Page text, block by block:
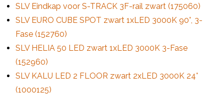
SLV Eindkap voor S-TRACK 3F-rail zwart (175060)
SLV EURO CUBE SPOT zwart 1xLED 3000K 90°, 3-
Fase (152760)
SLV HELIA 50 LED zwart 1xLED 3000K 3-Fase
(152960)
SLV KALU LED 2 FLOOR zwart 2xLED 3000K 24°
(1000125)